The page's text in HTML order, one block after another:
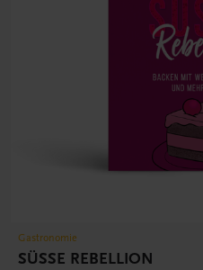
Gastronomie
SÜSSE REBELLION